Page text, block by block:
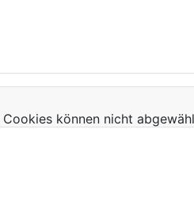
können nicht